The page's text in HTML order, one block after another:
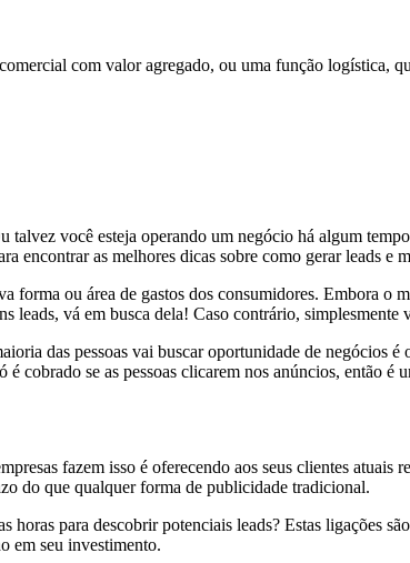
com valor agregado, ou uma função logística,
você esteja operando um negócio há algum
encontrar as melhores dicas sobre como gerar leads e
forma ou área de gastos dos consumidores. Embora
leads, vá em busca dela! Caso contrário, simplesmente
das pessoas vai buscar oportunidade de negócios
cobrado se as pessoas clicarem nos anúncios, então é
fazem isso é oferecendo aos seus clientes atuais
do que qualquer forma de publicidade tradicional.
para descobrir potenciais leads? Estas ligações
em seu investimento.